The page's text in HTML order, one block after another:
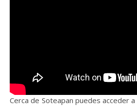
Cerca de Soteapan puedes acceder